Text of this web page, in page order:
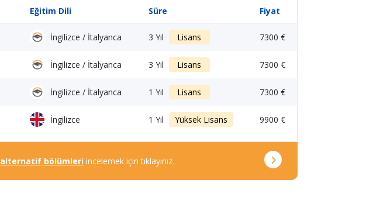
Eğitim Dili Süre Fiyat
İngilizce / İtalyanca 3 Yıl Lisans 7300 €
İngilizce / İtalyanca 3 Yıl Lisans 7300 €
İngilizce / İtalyanca 1 Yıl Lisans 7300 €
İngilizce 1 Yıl Yüksek Lisans 9900 €
alternatif bölümleri incelemek için tıklayınız.